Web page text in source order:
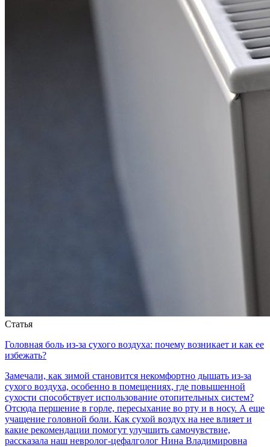
Статья
Головная боль из-за сухого воздуха: почему возникает и как ее
избежать?
Замечали, как зимой становится некомфортно дышать из-за
сухого воздуха, особенно в помещениях, где повышенной
сухости способствует использование отопительных систем?
Отсюда першение в горле, пересыхание во рту и в носу. А еще
учащение головной боли. Как сухой воздух на нее влияет и
какие рекомендации помогут улучшить самочувствие,
рассказала наш невролог-цефалголог Нина Владимировна